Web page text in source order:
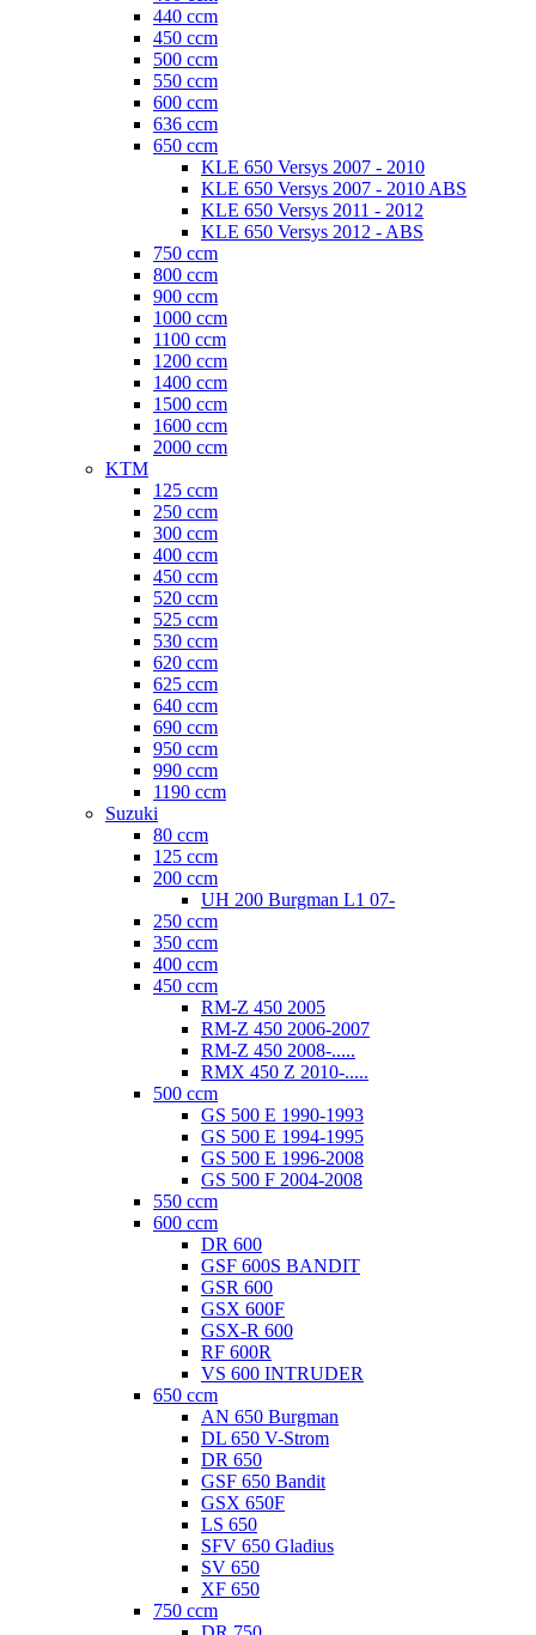
440 ccm
450 ccm
500 ccm
550 ccm
600 ccm
636 ccm
650 ccm
KLE 650 Versys 2007 - 2010
KLE 650 Versys 2007 - 2010 ABS
KLE 650 Versys 2011 - 2012
KLE 650 Versys 2012 - ABS
750 ccm
800 ccm
900 ccm
1000 ccm
1100 ccm
1200 ccm
1400 ccm
1500 ccm
1600 ccm
2000 ccm
KTM
125 ccm
250 ccm
300 ccm
400 ccm
450 ccm
520 ccm
525 ccm
530 ccm
620 ccm
625 ccm
640 ccm
690 ccm
950 ccm
990 ccm
1190 ccm
Suzuki
80 ccm
125 ccm
200 ccm
UH 200 Burgman L1 07-
250 ccm
350 ccm
400 ccm
450 ccm
RM-Z 450 2005
RM-Z 450 2006-2007
RM-Z 450 2008-.....
RMX 450 Z 2010-.....
500 ccm
GS 500 E 1990-1993
GS 500 E 1994-1995
GS 500 E 1996-2008
GS 500 F 2004-2008
550 ccm
600 ccm
DR 600
GSF 600S BANDIT
GSR 600
GSX 600F
GSX-R 600
RF 600R
VS 600 INTRUDER
650 ccm
AN 650 Burgman
DL 650 V-Strom
DR 650
GSF 650 Bandit
GSX 650F
LS 650
SFV 650 Gladius
SV 650
XF 650
750 ccm